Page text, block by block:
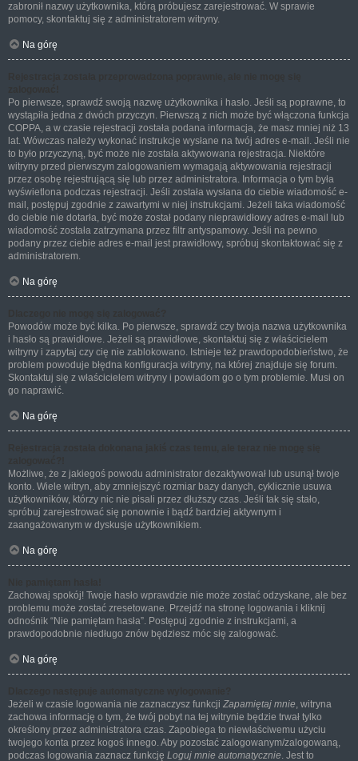
zabronił nazwy użytkownika, którą próbujesz zarejestrować. W sprawie
pomocy, skontaktuj się z administratorem witryny.
Na górę
Po pierwsze, sprawdź swoją nazwę użytkownika i hasło. Jeśli są poprawne, to
wystąpiła jedna z dwóch przyczyn. Pierwszą z nich może być włączona funkcja
COPPA, a w czasie rejestracji została podana informacja, że masz mniej niż 13
lat. Wówczas należy wykonać instrukcje wysłane na twój adres e-mail. Jeśli nie
to było przyczyną, być może nie została aktywowana rejestracja. Niektóre
witryny przed pierwszym zalogowaniem wymagają aktywowania rejestracji
przez osobę rejestrującą się lub przez administratora. Informacja o tym była
wyświetlona podczas rejestracji. Jeśli została wysłana do ciebie wiadomość e-
mail, postępuj zgodnie z zawartymi w niej instrukcjami. Jeżeli taka wiadomość
do ciebie nie dotarła, być może został podany nieprawidłowy adres e-mail lub
wiadomość została zatrzymana przez filtr antyspamowy. Jeśli na pewno
podany przez ciebie adres e-mail jest prawidłowy, spróbuj skontaktować się z
administratorem.
Na górę
Powodów może być kilka. Po pierwsze, sprawdź czy twoja nazwa użytkownika
i hasło są prawidłowe. Jeżeli są prawidłowe, skontaktuj się z właścicielem
witryny i zapytaj czy cię nie zablokowano. Istnieje też prawdopodobieństwo, że
problem powoduje błędna konfiguracja witryny, na której znajduje się forum.
Skontaktuj się z właścicielem witryny i powiadom go o tym problemie. Musi on
go naprawić.
Na górę
Możliwe, że z jakiegoś powodu administrator dezaktywował lub usunął twoje
konto. Wiele witryn, aby zmniejszyć rozmiar bazy danych, cyklicznie usuwa
użytkowników, którzy nic nie pisali przez dłuższy czas. Jeśli tak się stało,
spróbuj zarejestrować się ponownie i bądź bardziej aktywnym i
zaangażowanym w dyskusje użytkownikiem.
Na górę
Zachowaj spokój! Twoje hasło wprawdzie nie może zostać odzyskane, ale bez
problemu może zostać zresetowane. Przejdź na stronę logowania i kliknij
odnośnik “Nie pamiętam hasła”. Postępuj zgodnie z instrukcjami, a
prawdopodobnie niedługo znów będziesz móc się zalogować.
Na górę
Jeżeli w czasie logowania nie zaznaczysz funkcji Zapamiętaj mnie, witryna
zachowa informację o tym, że twój pobyt na tej witrynie będzie trwał tylko
określony przez administratora czas. Zapobiega to niewłaściwemu użyciu
twojego konta przez kogoś innego. Aby pozostać zalogowanym/zalogowaną,
podczas logowania zaznacz funkcję Loguj mnie automatycznie. Jest to